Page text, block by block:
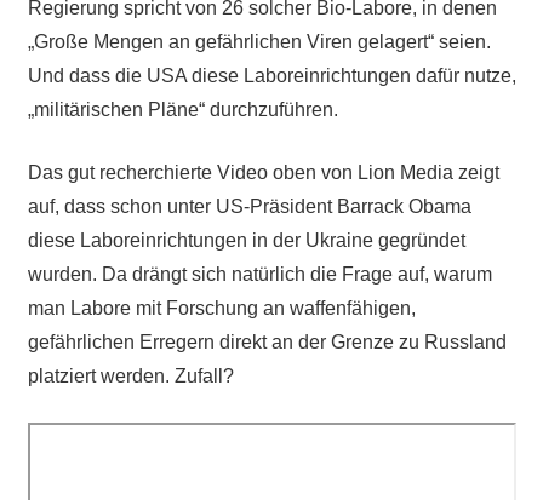
Regierung spricht von 26 solcher Bio-Labore, in denen
„Große Mengen an gefährlichen Viren gelagert“ seien.
Und dass die USA diese Laboreinrichtungen dafür nutze,
„militärischen Pläne“ durchzuführen.
Das gut recherchierte Video oben von Lion Media zeigt
auf, dass schon unter US-Präsident Barrack Obama
diese Laboreinrichtungen in der Ukraine gegründet
wurden. Da drängt sich natürlich die Frage auf, warum
man Labore mit Forschung an waffenfähigen,
gefährlichen Erregern direkt an der Grenze zu Russland
platziert werden. Zufall?